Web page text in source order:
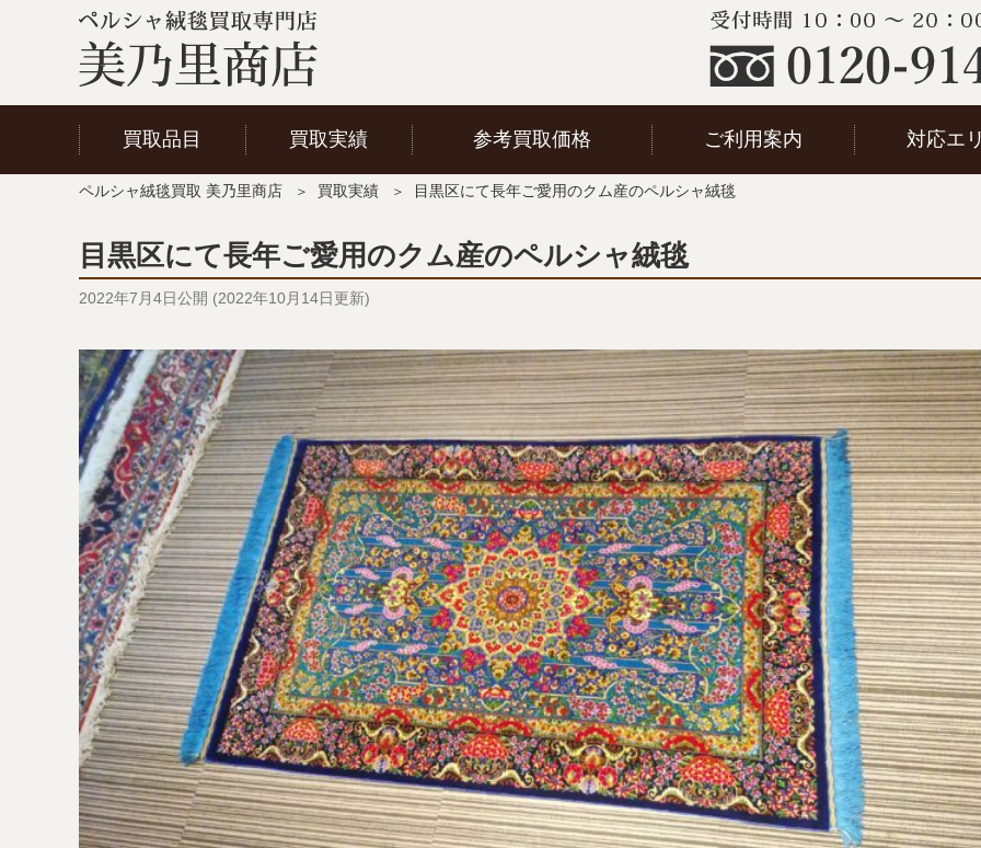
買取品目 買取実績 参考買取価格 ご利用案内 対応エ
ペルシャ絨毯買取 美乃里商店 買取実績 目黒区にて長年ご愛用のクム産のペルシャ絨毯
目黒区にて長年ご愛用のクム産のペルシャ絨毯
2022年7月4日公開 (2022年10月14日更新)